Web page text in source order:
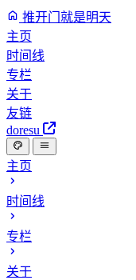
推开门就是明天
主页
时间线
专栏
关于
友链
doresu
主页
时间线
专栏
关于